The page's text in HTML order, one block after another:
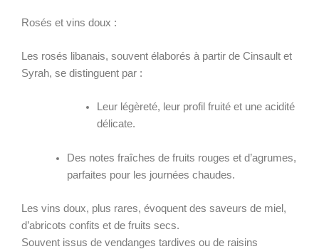
Rosés et vins doux :
Les rosés libanais, souvent élaborés à partir de Cinsault et
Syrah, se distinguent par :
Leur légèreté, leur profil fruité et une acidité
délicate.
Des notes fraîches de fruits rouges et d’agrumes,
parfaites pour les journées chaudes.
Les vins doux, plus rares, évoquent des saveurs de miel,
d’abricots confits et de fruits secs.
Souvent issus de vendanges tardives ou de raisins